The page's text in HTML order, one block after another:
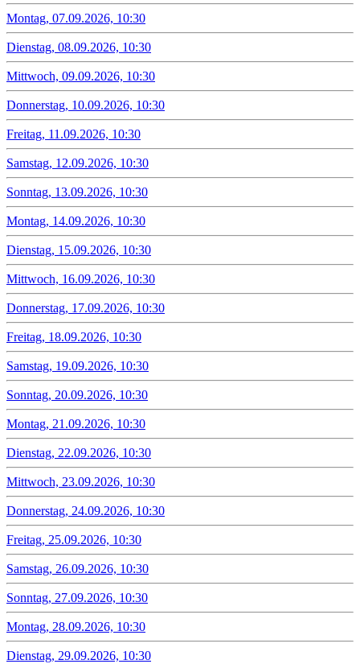
Montag, 07.09.2026, 10:30
Dienstag, 08.09.2026, 10:30
Mittwoch, 09.09.2026, 10:30
Donnerstag, 10.09.2026, 10:30
Freitag, 11.09.2026, 10:30
Samstag, 12.09.2026, 10:30
Sonntag, 13.09.2026, 10:30
Montag, 14.09.2026, 10:30
Dienstag, 15.09.2026, 10:30
Mittwoch, 16.09.2026, 10:30
Donnerstag, 17.09.2026, 10:30
Freitag, 18.09.2026, 10:30
Samstag, 19.09.2026, 10:30
Sonntag, 20.09.2026, 10:30
Montag, 21.09.2026, 10:30
Dienstag, 22.09.2026, 10:30
Mittwoch, 23.09.2026, 10:30
Donnerstag, 24.09.2026, 10:30
Freitag, 25.09.2026, 10:30
Samstag, 26.09.2026, 10:30
Sonntag, 27.09.2026, 10:30
Montag, 28.09.2026, 10:30
Dienstag, 29.09.2026, 10:30